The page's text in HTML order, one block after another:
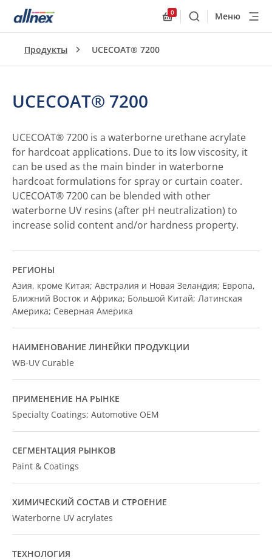
0
ПоискМеню
Продукты UCECOAT® 7200
UCECOAT® 7200
UCECOAT® 7200 is a waterborne urethane acrylate
for hardcoat applications. Due to its low viscosity, it
can be used as the main binder in waterborne
hardcoat formulations for spray or curtain coater.
UCECOAT® 7200 can be blended with other
waterborne UV resins (after pH neutralization) to
increase solid content and/or hardness property.
РЕГИОНЫ
Азия, кроме Китая; Австралия и Новая Зеландия; Европа,
Ближний Восток и Африка; Большой Китай; Латинская
Америка; Северная Америка
НАИМЕНОВАНИЕ ЛИНЕЙКИ ПРОДУКЦИИ
WB-UV Curable
ПРИМЕНЕНИЕ НА РЫНКЕ
Specialty Coatings; Automotive OEM
СЕГМЕНТАЦИЯ РЫНКОВ
Paint & Coatings
ХИМИЧЕСКИЙ СОСТАВ И СТРОЕНИЕ
Waterborne UV acrylates
ТЕХНОЛОГИЯ